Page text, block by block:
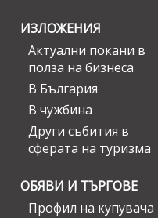
ИЗЛОЖЕНИЯ
Актуални покани в
полза на бизнеса
В България
В чужбина
Други събития в
сферата на туризма
ОБЯВИ И ТЪРГОВЕ
Профил на купувача